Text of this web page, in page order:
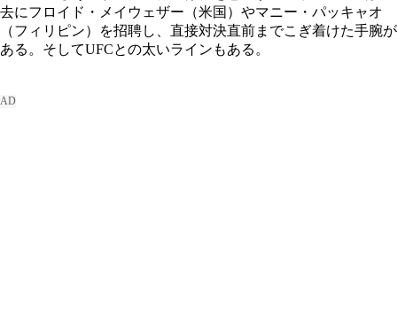
去にフロイド・メイウェザー（米国）やマニー・パッキャオ
（フィリピン）を招聘し、直接対決直前までこぎ着けた手腕が
ある。そしてUFCとの太いラインもある。